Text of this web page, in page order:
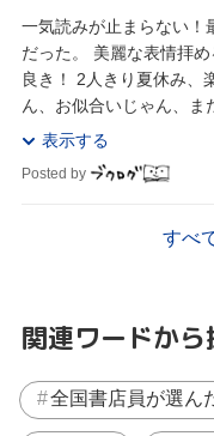
一気読みが止まらない！
だった。 美麗な表情拝
良き！ 2人きり夏休み、楽しそう〜！ 2人最高のカップルじゃ
ん、お似合いじゃん、
楽しみ…………！ 海夢ち
表示する
Posted by
すべ
関連ワードから
全国書店員が選ん